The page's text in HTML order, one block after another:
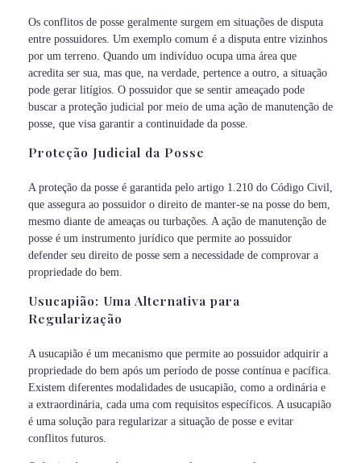
Os conflitos de posse geralmente surgem em situações de disputa
entre possuidores. Um exemplo comum é a disputa entre vizinhos
por um terreno. Quando um indivíduo ocupa uma área que
acredita ser sua, mas que, na verdade, pertence a outro, a situação
pode gerar litígios. O possuidor que se sentir ameaçado pode
buscar a proteção judicial por meio de uma ação de manutenção de
posse, que visa garantir a continuidade da posse.
Proteção Judicial da Posse
A proteção da posse é garantida pelo artigo 1.210 do Código Civil,
que assegura ao possuidor o direito de manter-se na posse do bem,
mesmo diante de ameaças ou turbações. A ação de manutenção de
posse é um instrumento jurídico que permite ao possuidor
defender seu direito de posse sem a necessidade de comprovar a
propriedade do bem.
Usucapião: Uma Alternativa para
Regularização
A usucapião é um mecanismo que permite ao possuidor adquirir a
propriedade do bem após um período de posse contínua e pacífica.
Existem diferentes modalidades de usucapião, como a ordinária e
a extraordinária, cada uma com requisitos específicos. A usucapião
é uma solução para regularizar a situação de posse e evitar
conflitos futuros.